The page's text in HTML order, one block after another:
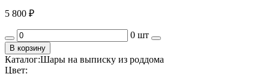
5 800 ₽
0 шт
В корзину
Каталог:Шары на выписку из роддома
Цвет: